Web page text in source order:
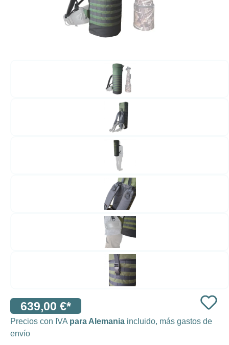
639,00 €*
Precios con IVA para Alemania incluido, más gastos de
envío